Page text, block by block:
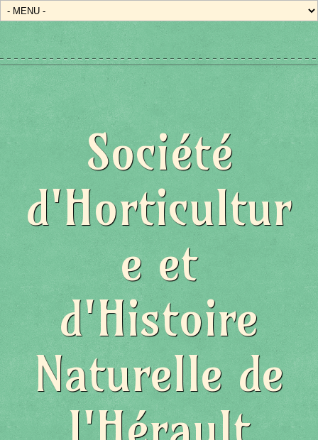
Société
d'Horticultur
e et
d'Histoire
Naturelle de